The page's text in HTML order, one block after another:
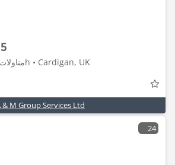
مناولات متداخلة • 2020 • 489h • Cardigan, UK
& M Group Services Ltd
24